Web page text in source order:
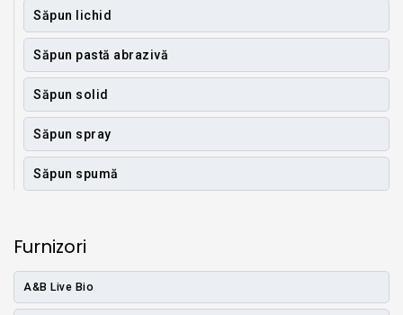
Săpun lichid
Săpun pastă abrazivă
Săpun solid
Săpun spray
Săpun spumă
Furnizori
A&B Live Bio